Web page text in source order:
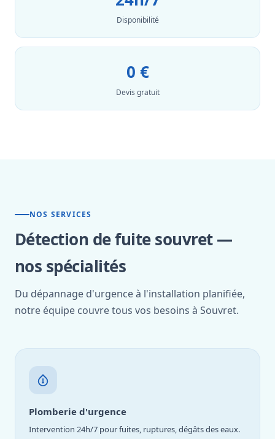
Disponibilité
0 €
Devis gratuit
NOS SERVICES
Détection de fuite souvret —
nos spécialités
Du dépannage d'urgence à l'installation planifiée,
notre équipe couvre tous vos besoins à Souvret.
Plomberie d'urgence
Intervention 24h/7 pour fuites, ruptures, dégâts des eaux.